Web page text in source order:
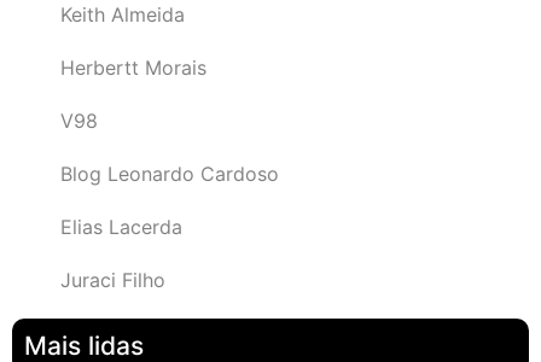
Keith Almeida
Herbertt Morais
V98
Blog Leonardo Cardoso
Elias Lacerda
Juraci Filho
Mais lidas